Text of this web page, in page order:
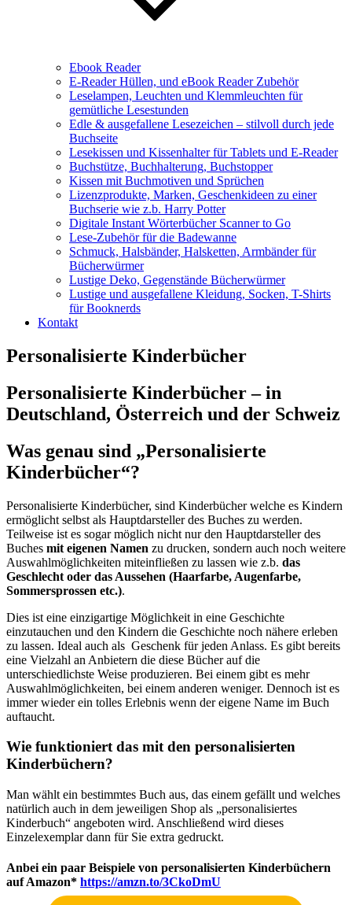
Ebook Reader
E-Reader Hüllen, und eBook Reader Zubehör
Leselampen, Leuchten und Klemmleuchten für
gemütliche Lesestunden
Edle & ausgefallene Lesezeichen – stilvoll durch jede
Buchseite
Lesekissen und Kissenhalter für Tablets und E-Reader
Buchstütze, Buchhalterung, Buchstopper
Kissen mit Buchmotiven und Sprüchen
Lizenzprodukte, Marken, Geschenkideen zu einer
Buchserie wie z.b. Harry Potter
Digitale Instant Wörterbücher Scanner to Go
Lese-Zubehör für die Badewanne
Schmuck, Halsbänder, Halsketten, Armbänder für
Bücherwürmer
Lustige Deko, Gegenstände Bücherwürmer
Lustige und ausgefallene Kleidung, Socken, T-Shirts
für Booknerds
Kontakt
Personalisierte Kinderbücher
Personalisierte Kinderbücher – in
Deutschland, Österreich und der Schweiz
Was genau sind „Personalisierte
Kinderbücher“?
Personalisierte Kinderbücher, sind Kinderbücher welche es Kindern
ermöglicht selbst als Hauptdarsteller des Buches zu werden.
Teilweise ist es sogar möglich nicht nur den Hauptdarsteller des
Buches mit eigenen Namen zu drucken, sondern auch noch weitere
Auswahlmöglichkeiten miteinfließen zu lassen wie z.b. das
Geschlecht oder das Aussehen (Haarfarbe, Augenfarbe,
Sommersprossen etc.).
Dies ist eine einzigartige Möglichkeit in eine Geschichte
einzutauchen und den Kindern die Geschichte noch nähere erleben
zu lassen. Ideal auch als Geschenk für jeden Anlass. Es gibt bereits
eine Vielzahl an Anbietern die diese Bücher auf die
unterschiedlichste Weise produzieren. Bei einem gibt es mehr
Auswahlmöglichkeiten, bei einem anderen weniger. Dennoch ist es
immer wieder ein tolles Erlebnis wenn der eigene Name im Buch
auftaucht.
Wie funktioniert das mit den personalisierten
Kinderbüchern?
Man wählt ein bestimmtes Buch aus, das einem gefällt und welches
natürlich auch in dem jeweiligen Shop als „personalisiertes
Kinderbuch“ angeboten wird. Anschließend wird dieses
Einzelexemplar dann für Sie extra gedruckt.
Anbei ein paar Beispiele von personalisierten Kinderbüchern
auf Amazon* https://amzn.to/3CkoDmU